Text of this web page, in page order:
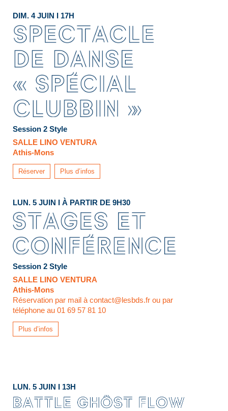
DIM. 4 JUIN I 17H
Session 2 Style
SALLE LINO VENTURA
Athis-Mons
Réserver Plus d’infos
LUN. 5 JUIN I À PARTIR DE 9H30
Session 2 Style
SALLE LINO VENTURA
Athis-Mons
Réservation par mail à contact@lesbds.fr ou par
téléphone au 01 69 57 81 10
Plus d’infos
LUN. 5 JUIN I 13H